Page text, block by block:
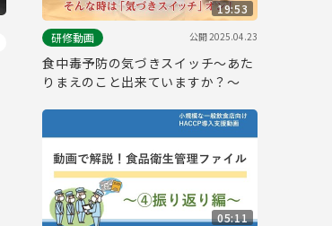
19:53
研修動画
公開2025.04.23
食中毒予防の気づきスイッチ～あた
りまえのこと出来ていますか？～
05:11